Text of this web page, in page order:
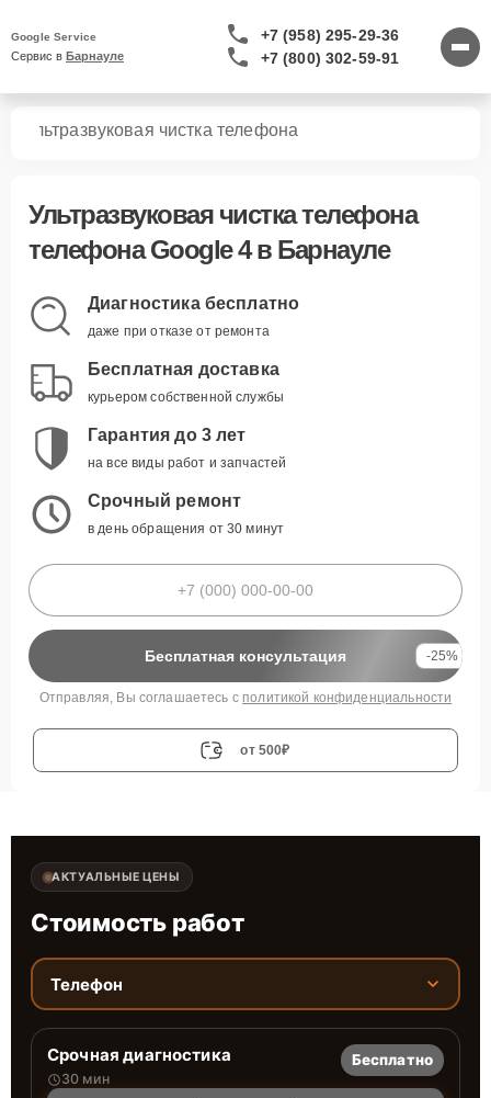
Google Service
Сервис в Барнауле
+7 (958) 295-29-36
+7 (800) 302-59-91
Ультразвуковая чистка телефона
Ультразвуковая чистка телефона
телефона Google 4 в Барнауле
Диагностика бесплатно
даже при отказе от ремонта
Бесплатная доставка
курьером собственной службы
Гарантия до 3 лет
на все виды работ и запчастей
Срочный ремонт
в день обращения от 30 минут
Бесплатная консультация -25%
Отправляя, Вы соглашаетесь с политикой конфиденциальности
от 500₽
АКТУАЛЬНЫЕ ЦЕНЫ
Стоимость работ
Телефон
Срочная диагностика
30 мин
Бесплатно